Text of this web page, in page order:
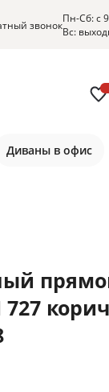
звонокПн-Сб: с
Вс:
Диваны в офис
727